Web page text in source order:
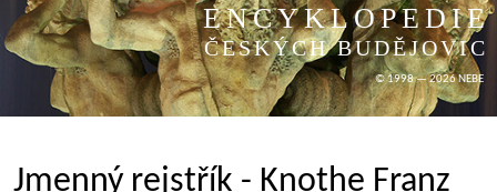
ENCYKLOPEDIE
ČESKÝCH BUDĚJOVIC
© 1998 — 2026 NEBE
Jmenný rejstřík - Knothe Franz